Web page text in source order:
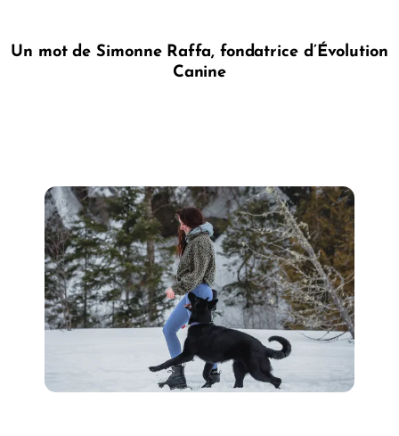
Un mot de Simonne Raffa, fondatrice d’Évolution
Canine